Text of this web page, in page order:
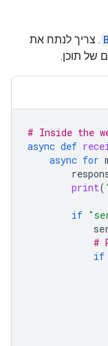
. צריך לנתח את
# Inside the
async def
async for
print(
if
#
if